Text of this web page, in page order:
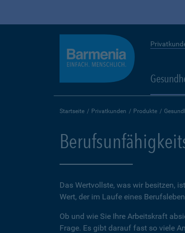
Startseite Privatkunden Produkte
Das Wertvollste, was wir besitzen,
Wert, der im Laufe eines
Ob und wie Sie Ihre Arbeitskraft
Frage. Es gibt darauf fast so viele